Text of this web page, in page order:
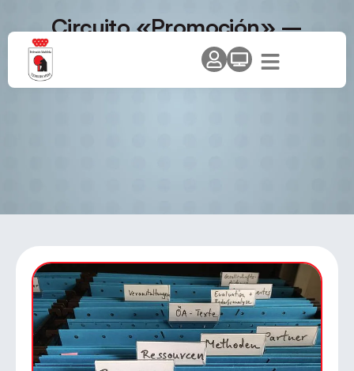
Circuito «Promoción» –
Temporada 2021-2022